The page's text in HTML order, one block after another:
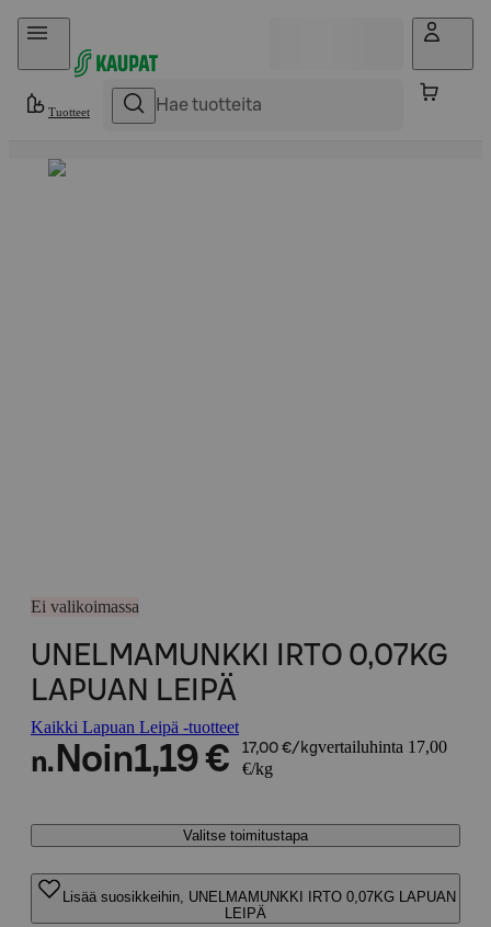
Hyppää sisältöön
Tuotteet
Ei valikoimassa
UNELMAMUNKKI IRTO 0,07KG
LAPUAN LEIPÄ
Kaikki Lapuan Leipä -tuotteet
n. Noin1,19 € 17,00 €/kgvertailuhinta 17,00
€/kg
Valitse toimitustapa
Lisää suosikkeihin, UNELMAMUNKKI IRTO 0,07KG LAPUAN
LEIPÄ